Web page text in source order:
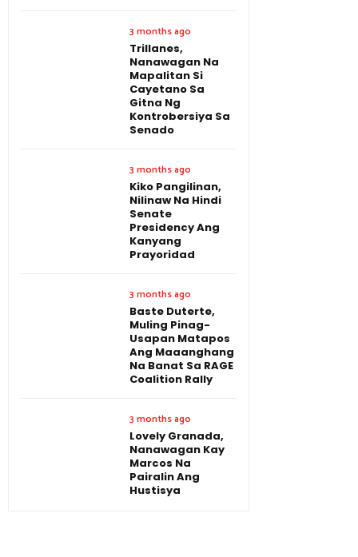
3 months ago
Trillanes,
Nanawagan Na
Mapalitan Si
Cayetano Sa
Gitna Ng
Kontrobersiya Sa
Senado
3 months ago
Kiko Pangilinan,
Nilinaw Na Hindi
Senate
Presidency Ang
Kanyang
Prayoridad
3 months ago
Baste Duterte,
Muling Pinag-
Usapan Matapos
Ang Maaanghang
Na Banat Sa RAGE
Coalition Rally
3 months ago
Lovely Granada,
Nanawagan Kay
Marcos Na
Pairalin Ang
Hustisya